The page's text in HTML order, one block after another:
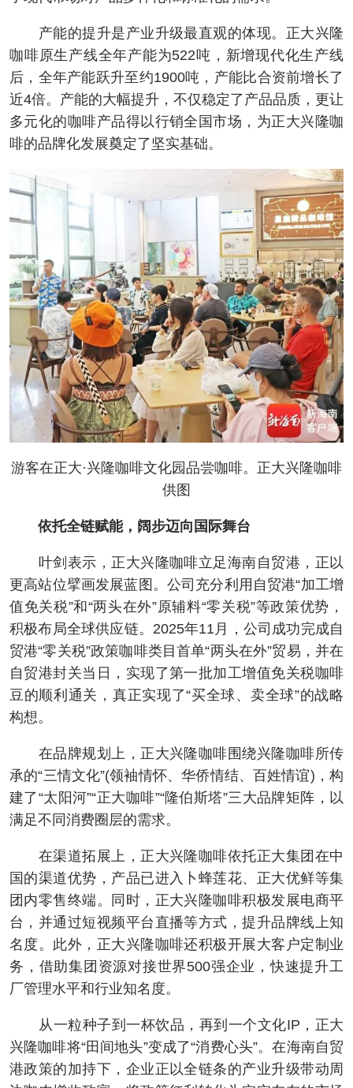
产能的提升是产业升级最直观的体现。正大兴隆
咖啡原生产线全年产能为522吨，新增现代化生产线
后，全年产能跃升至约1900吨，产能比合资前增长了
近4倍。产能的大幅提升，不仅稳定了产品品质，更让
多元化的咖啡产品得以行销全国市场，为正大兴隆咖
啡的品牌化发展奠定了坚实基础。
游客在正大·兴隆咖啡文化园品尝咖啡。正大兴隆咖啡
供图
依托全链赋能，阔步迈向国际舞台
叶剑表示，正大兴隆咖啡立足海南自贸港，正以
更高站位擘画发展蓝图。公司充分利用自贸港“加工增
值免关税”和“两头在外”原辅料“零关税”等政策优势，
积极布局全球供应链。2025年11月，公司成功完成自
贸港“零关税”政策咖啡类目首单“两头在外”贸易，并在
自贸港封关当日，实现了第一批加工增值免关税咖啡
豆的顺利通关，真正实现了“买全球、卖全球”的战略
构想。
在品牌规划上，正大兴隆咖啡围绕兴隆咖啡所传
承的“三情文化”(领袖情怀、华侨情结、百姓情谊)，构
建了“太阳河”“正大咖啡”“隆伯斯塔”三大品牌矩阵，以
满足不同消费圈层的需求。
在渠道拓展上，正大兴隆咖啡依托正大集团在中
国的渠道优势，产品已进入卜蜂莲花、正大优鲜等集
团内零售终端。同时，正大兴隆咖啡积极发展电商平
台，并通过短视频平台直播等方式，提升品牌线上知
名度。此外，正大兴隆咖啡还积极开展大客户定制业
务，借助集团资源对接世界500强企业，快速提升工
厂管理水平和行业知名度。
从一粒种子到一杯饮品，再到一个文化IP，正大
兴隆咖啡将“田间地头”变成了“消费心头”。在海南自贸
港政策的加持下，企业正以全链条的产业升级带动周